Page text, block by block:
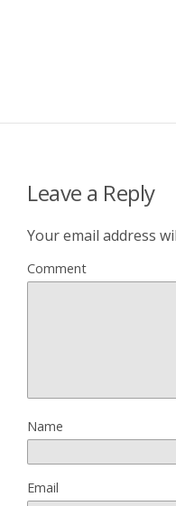
Leave a Reply
Your email address
Comment
Name
Email